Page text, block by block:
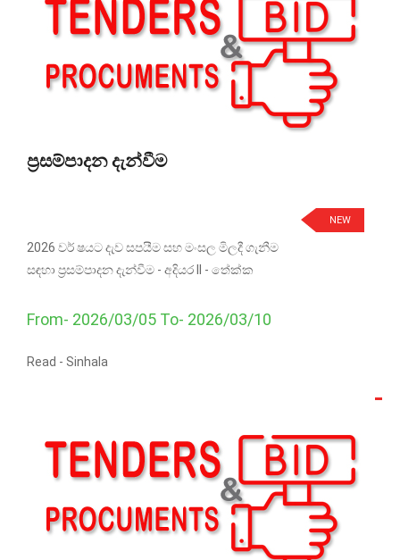
ප්‍රසම්පාදන දැන්වීම
NEW
2026 වර් ෂයට දැව සපයීම සහ මංසල මිලදී ගැනීම
සඳහා ප්‍රසම්පාදන දැන්වීම - අදියර II - තේක්ක
From- 2026/03/05 To- 2026/03/10
Read - Sinhala